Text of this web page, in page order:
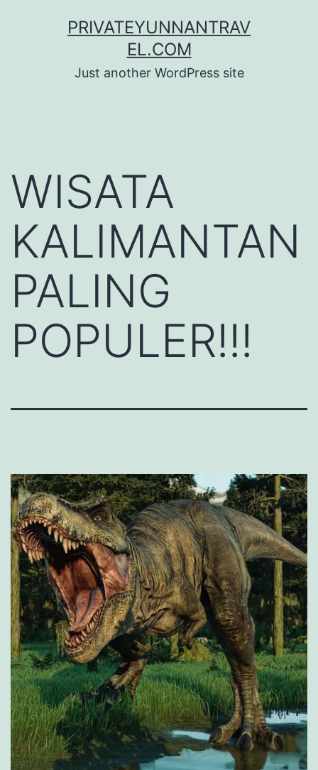
PRIVATEYUNNANTRAV
EL.COM
Just another WordPress site
WISATA
KALIMANTAN
PALING
POPULER!!!